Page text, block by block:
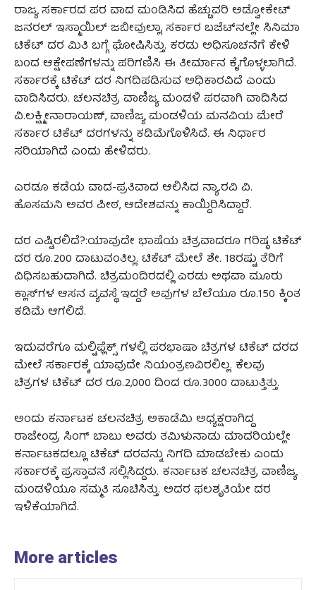
ರಾಜ್ಯ ಸರ್ಕಾರದ ಪರ ವಾದ ಮಂಡಿಸಿದ ಹೆಚ್ಚುವರಿ ಅಡ್ವೋಕೇಟ್‌
ಜನರಲ್‌ ಇಸ್ಮಾಯಿಲ್ ಜಬೀವುಲ್ಲಾ, ಸರ್ಕಾರ ಬಜೆಟ್‌ನಲ್ಲೇ ಸಿನಿಮಾ
ಟಿಕೆಟ್ ದರ ಮಿತಿ ಬಗ್ಗೆ ಘೋಷಿಸಿತ್ತು. ಕರಡು ಅಧಿಸೂಚನೆಗೆ ಕೇಳಿ
ಬಂದ ಆಕ್ಷೇಪಣೆಗಳನ್ನು ಪರಿಗಣಿಸಿ ಈ ತೀರ್ಮಾನ ಕೈಗೊಳ್ಳಲಾಗಿದೆ.
ಸರ್ಕಾರಕ್ಕೆ ಟಿಕೆಟ್ ದರ ನಿಗದಿಪಡಿಸುವ ಅಧಿಕಾರವಿದೆ ಎಂದು
ವಾದಿಸಿದರು. ಚಲನಚಿತ್ರ ವಾಣಿಜ್ಯ ಮಂಡಳಿ ಪರವಾಗಿ ವಾದಿಸಿದ
ವಿ.ಲಕ್ಷ್ಮೀನಾರಾಯಣ್, ವಾಣಿಜ್ಯ ಮಂಡಳಿಯ ಮನವಿಯ ಮೇರೆ
ಸರ್ಕಾರ ಟಿಕೆಟ್ ದರಗಳನ್ನು ಕಡಿಮೆಗೊಳಿಸಿದೆ. ಈ ನಿರ್ಧಾರ
ಸರಿಯಾಗಿದೆ ಎಂದು ಹೇಳಿದರು.
ಎರಡೂ ಕಡೆಯ ವಾದ-ಪ್ರತಿವಾದ ಆಲಿಸಿದ ನ್ಯಾ.ರವಿ ವಿ.
ಹೊಸಮನಿ ಅವರ ಪೀಠ, ಆದೇಶವನ್ನು ಕಾಯ್ದಿರಿಸಿದ್ದಾರೆ.
ದರ ಎಷ್ಟಿರಲಿದೆ?:ಯಾವುದೇ ಭಾಷೆಯ ಚಿತ್ರವಾದರೂ ಗರಿಷ್ಠ ಟಿಕೆಟ್‌
ದರ ರೂ.200 ದಾಟುವಂತಿಲ್ಲ. ಟಿಕೆಟ್‌ ಮೇಲೆ ಶೇ. 18ರಷ್ಟು ತೆರಿಗೆ
ವಿಧಿಸಬಹುದಾಗಿದೆ. ಚಿತ್ರಮಂದಿರದಲ್ಲಿ ಎರಡು ಅಥವಾ ಮೂರು
ಕ್ಲಾಸ್‌ಗಳ ಆಸನ ವ್ಯವಸ್ಥೆ ಇದ್ದರೆ ಅವುಗಳ ಬೆಲೆಯೂ ರೂ.150 ಕ್ಕಿಂತ
ಕಡಿಮೆ ಆಗಲಿದೆ.
ಇದುವರೆಗೂ ಮಲ್ಟಿಫ್ಲೆಕ್ಸ್‌ ಗಳಲ್ಲಿ ಪರಭಾಷಾ ಚಿತ್ರಗಳ ಟಿಕೆಟ್‌ ದರದ
ಮೇಲೆ ಸರ್ಕಾರಕ್ಕೆ ಯಾವುದೇ ನಿಯಂತ್ರಣವಿರಲಿಲ್ಲ. ಕೆಲವು
ಚಿತ್ರಗಳ ಟಿಕೆಟ್‌ ದರ ರೂ.2,000 ದಿಂದ ರೂ.3000 ದಾಟುತ್ತಿತ್ತು.
ಅಂದು ಕರ್ನಾಟಕ ಚಲನಚಿತ್ರ ಅಕಾಡೆಮಿ ಅಧ್ಯಕ್ಷರಾಗಿದ್ದ
ರಾಜೇಂದ್ರ ಸಿಂಗ್ ಬಾಬು ಅವರು ತಮಿಳುನಾಡು ಮಾದರಿಯಲ್ಲೇ
ಕರ್ನಾಟಕದಲ್ಲೂ ಟಿಕೆಟ್‌ ದರವನ್ನು ನಿಗದಿ ಮಾಡಬೇಕು ಎಂದು
ಸರ್ಕಾರಕ್ಕೆ ಪ್ರಸ್ತಾವನೆ ಸಲ್ಲಿಸಿದ್ದರು. ಕರ್ನಾಟಕ ಚಲನಚಿತ್ರ ವಾಣಿಜ್ಯ
ಮಂಡಳಿಯೂ ಸಮ್ಮತಿ ಸೂಚಿಸಿತ್ತು. ಅದರ ಫಲಶೃತಿಯೇ ದರ
ಇಳಿಕೆಯಾಗಿದೆ.
More articles